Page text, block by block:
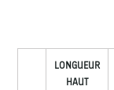
LONGUEUR
HAUT